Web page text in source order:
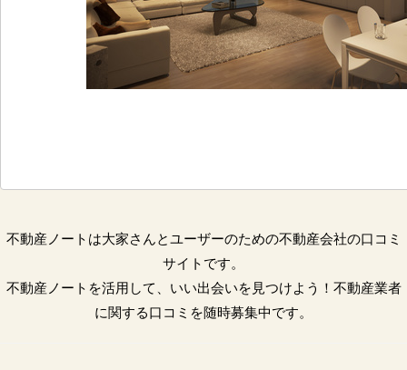
不動産ノートは大家さんとユーザーのための不動産会社の口コミ
サイトです。
不動産ノートを活用して、いい出会いを見つけよう！不動産業者
に関する口コミを随時募集中です。